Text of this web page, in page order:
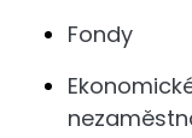
Fondy